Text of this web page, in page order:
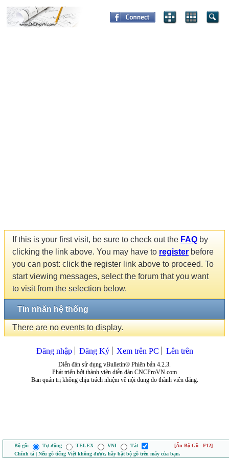
If this is your first visit, be sure to check out the FAQ by
clicking the link above. You may have to register before
you can post: click the register link above to proceed. To
start viewing messages, select the forum that you want
to visit from the selection below.
Tin nhắn hệ thống
There are no events to display.
Đăng nhập Đăng Ký Xem trên PC Lên trên
Diễn đàn sử dụng vBulletin® Phiên bản 4.2.3.
Phát triển bởi thành viên diễn đàn CNCProVN.com
Ban quản trị không chịu trách nhiệm về nội dung do thành viên đăng.
Bộ gõ: Tự động TELEX VNI Tắt
[Ẩn Bộ Gõ - F12]
Chính tả | Nếu gõ tiếng Việt không được, hãy bật bộ gõ trên máy của bạn.